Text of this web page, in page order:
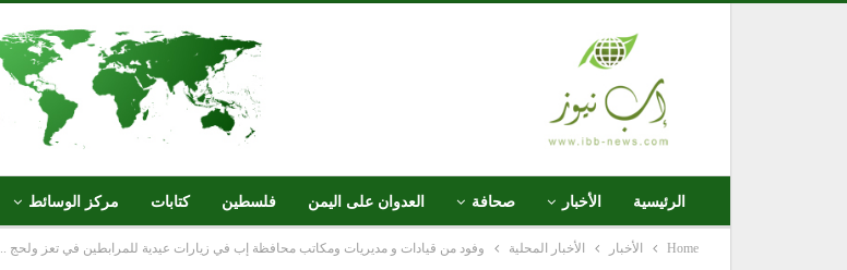
الرئيسية الأخبار صحافة العدوان على اليمن فلسطين كتابات مركز الوسائط
Home الأخبار الأخبار المحلية وفود من قيادات و مديريات ومكاتب محافظة إب في زيارات عيدية للمرابطين في تعز ولحج ..